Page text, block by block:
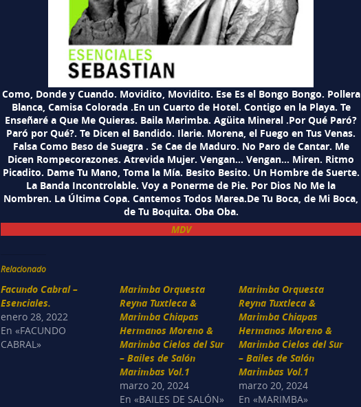
Como, Donde y Cuando. Movidito, Movidito. Ese Es el Bongo Bongo. Pollera
Blanca, Camisa Colorada .En un Cuarto de Hotel. Contigo en la Playa. Te
Enseñaré a Que Me Quieras. Baila Marimba. Agüita Mineral .Por Qué Paró?
Paró por Qué?. Te Dicen el Bandido. Ilarie. Morena, el Fuego en Tus Venas.
Falsa Como Beso de Suegra . Se Cae de Maduro. No Paro de Cantar. Me
Dicen Rompecorazones. Atrevida Mujer. Vengan… Vengan… Miren. Ritmo
Picadito. Dame Tu Mano, Toma la Mía. Besito Besito. Un Hombre de Suerte.
La Banda Incontrolable. Voy a Ponerme de Pie. Por Dios No Me la
Nombren. La Última Copa. Cantemos Todos Marea.De Tu Boca, de Mi Boca,
de Tu Boquita. Oba Oba.
MDV
Relacionado
Facundo Cabral –
Esenciales.
enero 28, 2022
En «FACUNDO
CABRAL»
Marimba Orquesta
Reyna Tuxtleca &
Marimba Chiapas
Hermanos Moreno &
Marimba Cielos del Sur
– Bailes de Salón
Marimbas Vol.1
marzo 20, 2024
En «BAILES DE SALÓN»
Marimba Orquesta
Reyna Tuxtleca &
Marimba Chiapas
Hermanos Moreno &
Marimba Cielos del Sur
– Bailes de Salón
Marimbas Vol.1
marzo 20, 2024
En «MARIMBA»